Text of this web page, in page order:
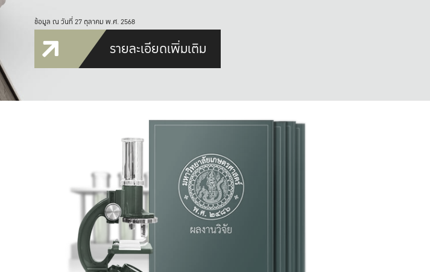
ข้อมูล ณ วันที่ 27 ตุลาคม พ.ศ. 2568
รายละเอียดเพิ่มเติม